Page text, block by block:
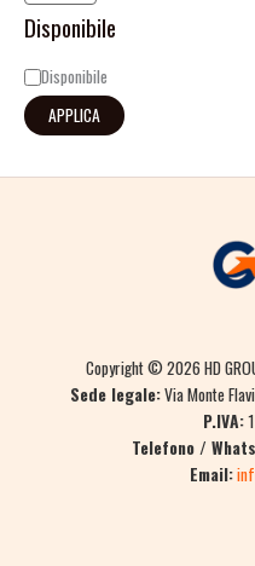
Disponibile
Disponibile
APPLICA
Copyright © 2026 HD
Sede legale:Via Monte
P.IVA:
Telefono /
Email: